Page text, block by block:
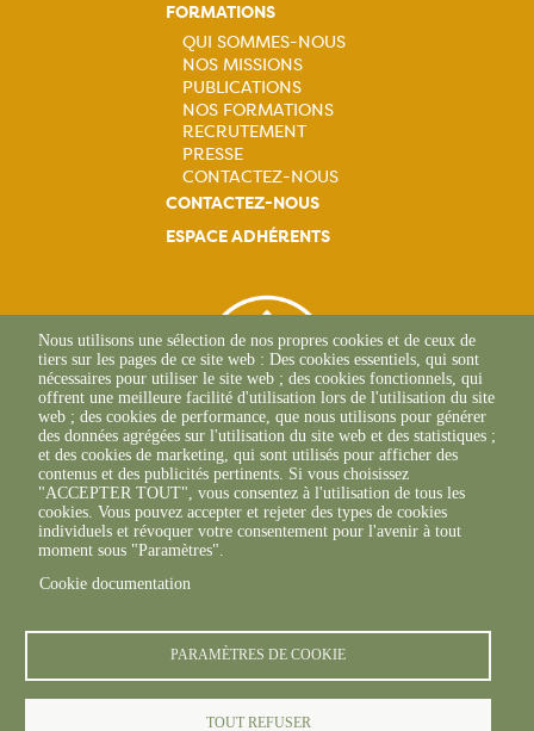
FORMATIONS
Navigation
principale
QUI SOMMES-NOUS
NOS MISSIONS
PUBLICATIONS
NOS FORMATIONS
RECRUTEMENT
PRESSE
CONTACTEZ-NOUS
CONTACTEZ-NOUS
ESPACE ADHÉRENTS
265 Rue Becquerel
62750 Loos-En-Gohelle
+33(0)3 21 08 62 90
Nous utilisons une sélection de nos propres cookies et de ceux de
tiers sur les pages de ce site web : Des cookies essentiels, qui sont
nécessaires pour utiliser le site web ; des cookies fonctionnels, qui
offrent une meilleure facilité d'utilisation lors de l'utilisation du site
web ; des cookies de performance, que nous utilisons pour générer
des données agrégées sur l'utilisation du site web et des statistiques ;
et des cookies de marketing, qui sont utilisés pour afficher des
contenus et des publicités pertinents. Si vous choisissez
"ACCEPTER TOUT", vous consentez à l'utilisation de tous les
cookies. Vous pouvez accepter et rejeter des types de cookies
individuels et révoquer votre consentement pour l'avenir à tout
moment sous "Paramètres".
Cookie documentation
PARAMÈTRES DE COOKIE
TOUT REFUSER